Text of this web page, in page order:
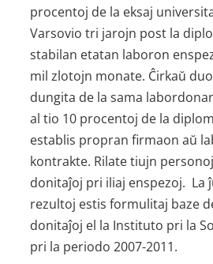
procentoj de la eksaj
Varsovio tri jarojn post la
stabilan etatan laboron
mil zlotojn monate. Ĉirkaŭ
dungita de la sama
al tio 10 procentoj de la
establis propran firmaon aŭ
kontrakte. Rilate tiujn
donitaĵoj pri iliaj enspezoj. La
rezultoj estis formulitaj baze
donitaĵoj el la Instituto pri la
pri la periodo 2007-2011.